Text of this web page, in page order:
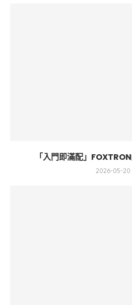
「入門即滿配」
2026-05-20